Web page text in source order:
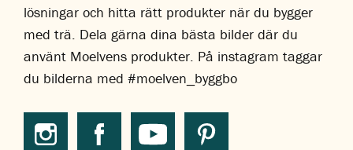
lösningar och hitta rätt produkter när du bygger
med trä. Dela gärna dina bästa bilder där du
använt Moelvens produkter. På instagram taggar
du bilderna med #moelven_byggbo